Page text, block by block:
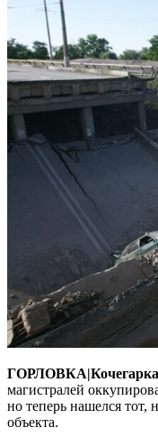
магистралей
но теперь нашелся тот,
объекта.